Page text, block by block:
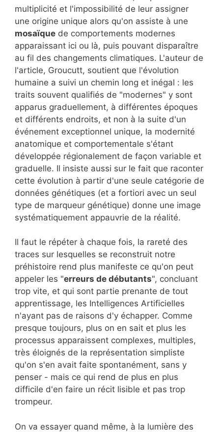
multiplicité et l'impossibilité de leur assigner
une origine unique alors qu'on assiste à une
mosaïque de comportements modernes
apparaissant ici ou là, puis pouvant disparaître
au fil des changements climatiques. L'auteur de
l'article, Groucutt, soutient que l'évolution
humaine a suivi un chemin long et inégal : les
traits souvent qualifiés de "modernes" y sont
apparus graduellement, à différentes époques
et différents endroits, et non à la suite d'un
événement exceptionnel unique, la modernité
anatomique et comportementale s'étant
développée régionalement de façon variable et
graduelle. Il insiste aussi sur le fait que raconter
cette évolution à partir d'une seule catégorie de
données génétiques (et a fortiori avec un seul
type de marqueur génétique) donne une image
systématiquement appauvrie de la réalité.
Il faut le répéter à chaque fois, la rareté des
traces sur lesquelles se reconstruit notre
préhistoire rend plus manifeste ce qu'on peut
appeler les "erreurs de débutants", concluant
trop vite, et qui sont partie prenante de tout
apprentissage, les Intelligences Artificielles
n'ayant pas de raisons d'y échapper. Comme
presque toujours, plus on en sait et plus les
processus apparaissent complexes, multiples,
très éloignés de la représentation simpliste
qu'on s'en avait faite spontanément, sans y
penser - mais ce qui rend de plus en plus
difficile d'en faire un récit lisible et pas trop
trompeur.
On va essayer quand même, à la lumière des